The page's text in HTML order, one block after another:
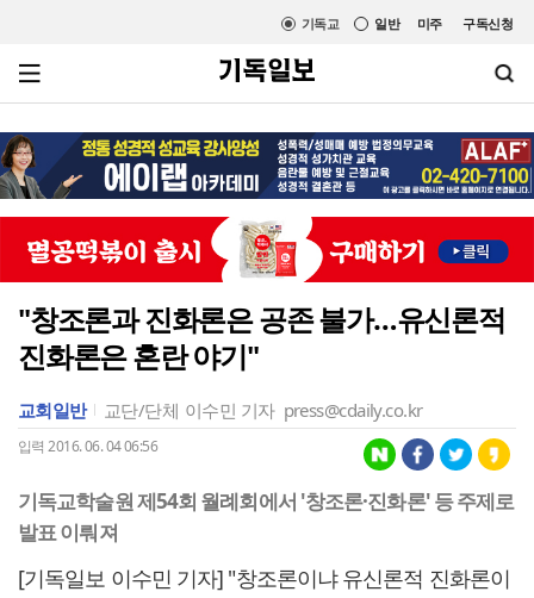
미주 구독신청
일반
기독교
"창조론과 진화론은 공존 불가…유신론적
진화론은 혼란 야기"
교회일반 교단/단체 이수민 기자 press@cdaily.co.kr
입력 2016. 06. 04 06:56
기독교학술원 제54회 월례회에서 '창조론·진화론' 등 주제로
발표 이뤄져
[기독일보 이수민 기자] "창조론이냐 유신론적 진화론이